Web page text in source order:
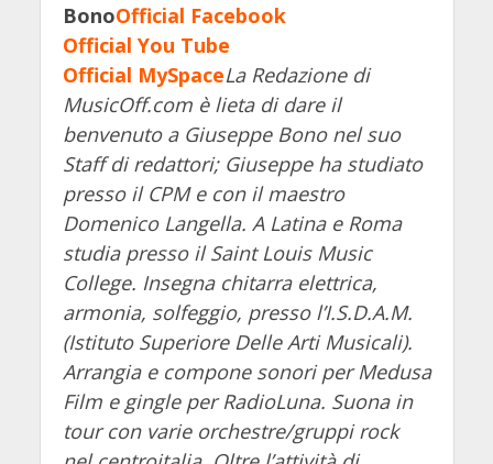
BonoOfficial Facebook
Official You Tube
Official MySpaceLa Redazione di
MusicOff.com è lieta di dare il
benvenuto a Giuseppe Bono nel suo
Staff di redattori; Giuseppe ha studiato
presso il CPM e con il maestro
Domenico Langella. A Latina e Roma
studia presso il Saint Louis Music
College. Insegna chitarra elettrica,
armonia, solfeggio, presso l’I.S.D.A.M.
(Istituto Superiore Delle Arti Musicali).
Arrangia e compone sonori per Medusa
Film e gingle per RadioLuna. Suona in
tour con varie orchestre/gruppi rock